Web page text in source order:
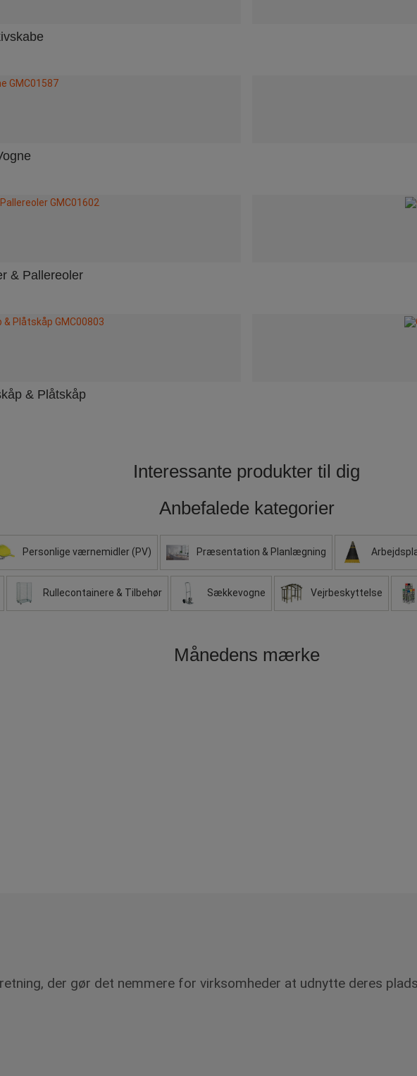
& Pallereoler
& Plåtskåp
Interessante produkter til dig
Anbefalede kategorier
Personlige værnemidler (PV) Præsentation & Planlægning
Rullecontainere & Tilbehør Sækkevogne Vejrbeskyttelse
Månedens mærke
der gør det nemmere for virksomheder at udnytte deres